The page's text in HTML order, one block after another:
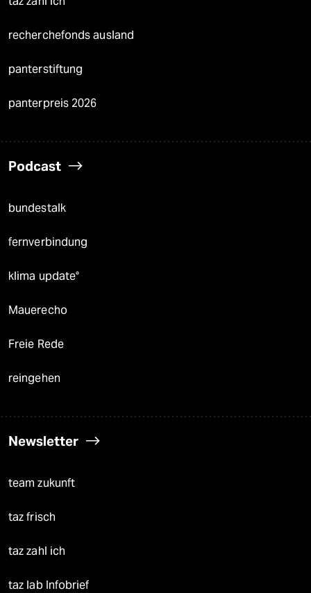
recherchefonds ausland
panterstiftung
panterpreis 2026
Podcast
bundestalk
fernverbindung
klima update°
Mauerecho
Freie Rede
reingehen
Newsletter
team zukunft
taz frisch
taz zahl ich
taz lab Infobrief